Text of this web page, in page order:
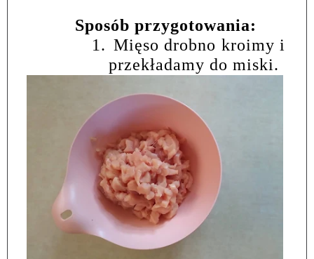
Sposób przygotowania:
1. Mięso drobno kroimy i
przekładamy do miski.